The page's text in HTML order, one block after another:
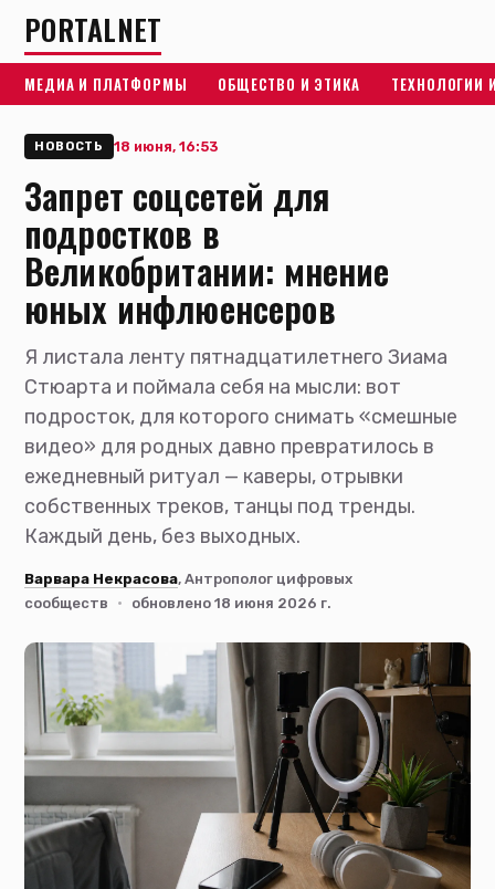
PORTALNET
МЕДИА И ПЛАТФОРМЫ ОБЩЕСТВО И ЭТИКА ТЕХНОЛОГИИ
НОВОСТЬ 18 июня, 16:53
Запрет соцсетей для
подростков в
Великобритании: мнение
юных инфлюенсеров
Я листала ленту пятнадцатилетнего Зиама
Стюарта и поймала себя на мысли: вот
подросток, для которого снимать «смешные
видео» для родных давно превратилось в
ежедневный ритуал — каверы, отрывки
собственных треков, танцы под тренды.
Каждый день, без выходных.
Варвара Некрасова, Антрополог цифровых
сообществ
· обновлено 18 июня 2026 г.